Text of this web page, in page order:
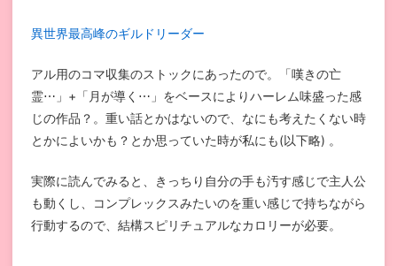
異世界最高峰のギルドリーダー
アル用のコマ収集のストックにあったので。「嘆きの亡
霊⋯」+「月が導く⋯」をベースによりハーレム味盛った感
じの作品？。重い話とかはないので、なにも考えたくない時
とかによいかも？とか思っていた時が私にも(以下略) 。
実際に読んでみると、きっちり自分の手も汚す感じで主人公
も動くし、コンプレックスみたいのを重い感じで持ちながら
行動するので、結構スピリチュアルなカロリーが必要。